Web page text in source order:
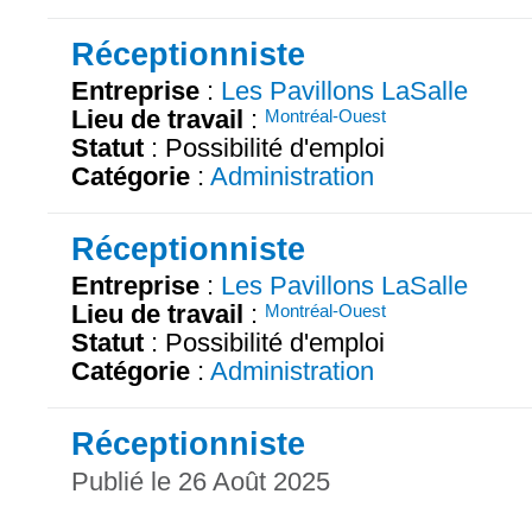
Réceptionniste
Entreprise : Les Pavillons LaSalle
Lieu de travail : Montréal-Ouest
Statut : Possibilité d'emploi
Catégorie : Administration
Réceptionniste
Entreprise : Les Pavillons LaSalle
Lieu de travail : Montréal-Ouest
Statut : Possibilité d'emploi
Catégorie : Administration
Réceptionniste
Publié le 26 Août 2025